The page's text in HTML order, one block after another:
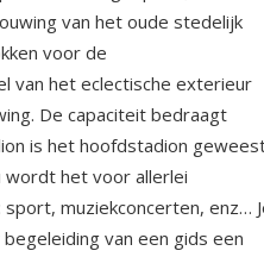
van het oude stedelijk
voor de
van het eclectische exterieur
De capaciteit bedraagt
is het hoofdstadion
wordt het voor allerlei
muziekconcerten, enz…
van een gids een